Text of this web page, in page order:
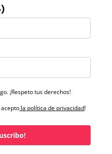
¡Respeto tus derechos!
la política de privacidad!